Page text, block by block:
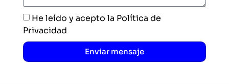
He leído y acepto la Política de
Privacidad
Enviar mensaje